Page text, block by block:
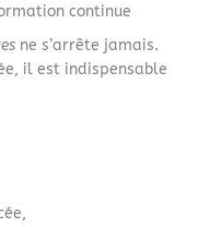
continue
ne s’arrête jamais.
il est indispensable